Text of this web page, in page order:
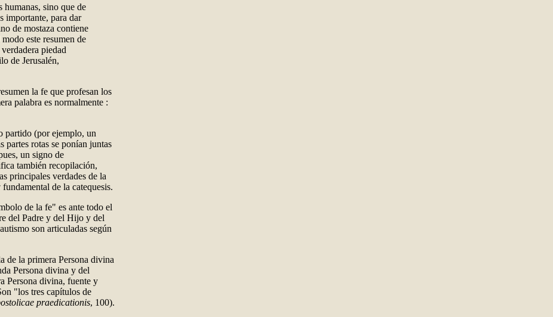
humanas, sino que de
importante, para dar
de mostaza contiene
este resumen de
piedad
de Jerusalén,
la fe que profesan los
palabra es normalmente :
partido (por ejemplo, un
partes rotas se ponían juntas
un signo de
también recopilación,
principales verdades de la
de la catequesis.
de la fe" es ante todo el
del Padre y del Hijo y del
son articuladas según
de la primera Persona divina
Persona divina y del
Persona divina, fuente y
"los tres capítulos de
praedicationis, 100).